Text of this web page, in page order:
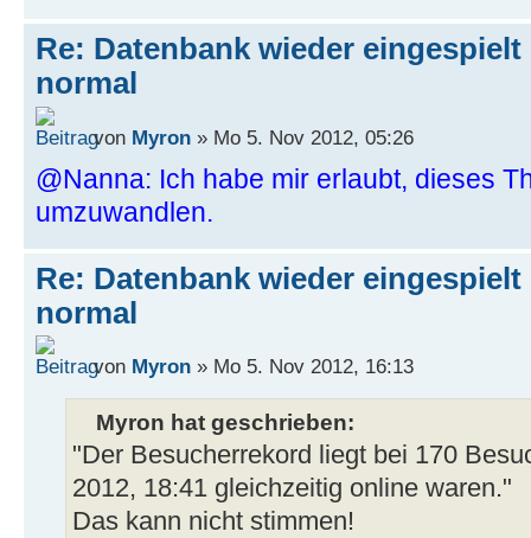
Re: Datenbank wieder
normal
von Myron » Mo 5. Nov 2012, 05:26
@Nanna: Ich habe mir erlaubt, dieses
umzuwandlen.
Re: Datenbank wieder
normal
von Myron » Mo 5. Nov 2012, 16:13
Myron hat geschrieben:
"Der Besucherrekord liegt bei 170
2012, 18:41 gleichzeitig online waren."
Das kann nicht stimmen!